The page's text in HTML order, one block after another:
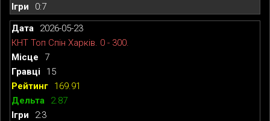
0:7
2026-05-23
КНТ Топ Спін Харків. 0 - 300.
7
15
169.91
2.87
2:3